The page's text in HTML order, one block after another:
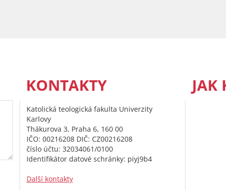
KONTAKTY
Katolická teologická fakulta Univerzity
Karlovy
Thákurova 3, Praha 6, 160 00
IČO: 00216208 DIČ: CZ00216208
číslo účtu: 32034061/0100
Identifikátor datové schránky: piyj9b4
Další kontakty
JAK